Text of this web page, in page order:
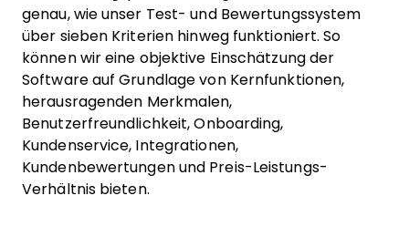
genau, wie unser Test- und Bewertungssystem
über sieben Kriterien hinweg funktioniert. So
können wir eine objektive Einschätzung der
Software auf Grundlage von Kernfunktionen,
herausragenden Merkmalen,
Benutzerfreundlichkeit, Onboarding,
Kundenservice, Integrationen,
Kundenbewertungen und Preis-Leistungs-
Verhältnis bieten.